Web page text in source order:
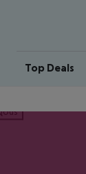
Top Deals